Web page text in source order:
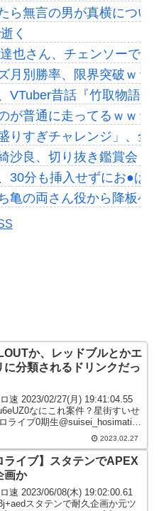
ら無言の男が真横につ
く
達也さん、チェンソーで
月別勝率、限界突破ｗｗ
VTuber昔話『竹取物語
が普通に走ってるｗｗ
りすぎチャレンジ」、全
沙良、切り抜き鑑賞会
30分も挿入せずにお●ぱ
亀の両さん役から降板へ
か、レッドブルとかエ
に分類されるドリンクだっ
速 2023/02/27(月) 19:41:04.55
なにこれ案件？星街すいせ
ライブ0期生@suisei_hosimati??
2023.02.27
ライブ】スタテンでAPEX
画か
速 2023/06/08(木) 19:02:00.61
スタテンで耐久企画か元ツ